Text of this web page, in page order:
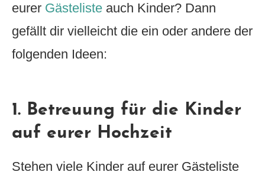
eurer Gästeliste auch Kinder? Dann
gefällt dir vielleicht die ein oder andere der
folgenden Ideen:
1. Betreuung für die Kinder
auf eurer Hochzeit
Stehen viele Kinder auf eurer Gästeliste